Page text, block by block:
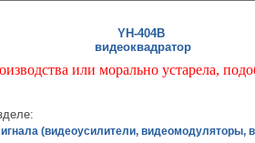
YH-404B
видеоквадратор
или морально устарела,
(видеоусилители, видеомодуляторы,